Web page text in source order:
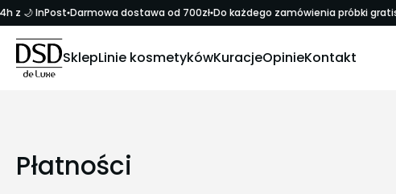
z 🌙 InPost Darmowa dostawa od 700zł Do każdego zamówienia próbki gratis
SklepLinie kosmetykówKuracjeOpinieKontakt
Płatności